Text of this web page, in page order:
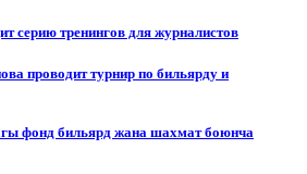
серию тренингов для журналистов
проводит турнир по бильярду и
фонд бильярд жана шахмат боюнча